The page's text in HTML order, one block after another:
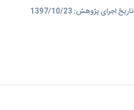
تاریخ اجرای پژوهش: 1397/10/23